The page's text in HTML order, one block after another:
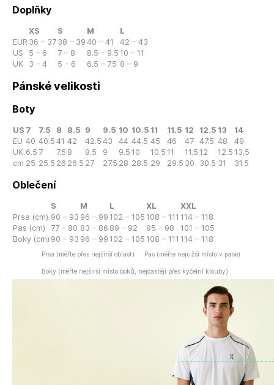
Doplňky
XS S M
L
EUR 36 – 37 38 – 39 40 – 41
42 – 43
US
5 – 6 7 – 8 8.5 – 9.5 10 – 11
UK
3 – 4 5 – 6 6.5 – 7.5 8 – 9
Pánské velikosti
Boty
US 7 7.5 8 8.5 9 9.5 10 10.5 11 11.5 12 12.5 13
14
EU 40 40.5 41 42 42.5 43 44 44.5 45 46 47 47.5 48
49
UK 6.5 7 7.5 8 8.5 9 9.5 10 10.5 11 11.5 12 12.5 13.5
cm 25 25.5 26 26.5 27 27.5 28 28.5 29 29.5 30 30.5 31 31.5
Oblečení
S M L XL
XXL
Prsa (cm) 90 – 93 96 – 99 102 – 105 108 – 111 114 – 118
Pas (cm)
77 – 80 83 – 86 89 – 92 95 – 98
101 – 105
Boky (cm) 90 – 93 96 – 99 102 – 105 108 – 111 114 – 118
Prsa (měřte přes nejširší oblast) Pas (měřte nejužší místo v pase)
Boky (měřte nejširší místo boků, nejčastěji přes kyčelní klouby)